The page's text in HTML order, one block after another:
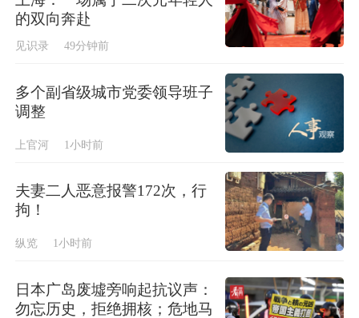
的双向奔赴
见识录 49分钟前
多个副省级城市党委领导班子
调整
上官河 1小时前
夫妻二人恶意报警172次，行
拘！
纵览 1小时前
日本广岛废墟旁响起抗议声：
勿忘历史，拒绝拥核；危地马